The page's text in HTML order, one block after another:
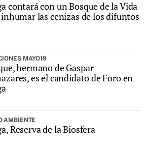
contará con un Bosque de la Vida
las cenizas de los difuntos
MAYO19
hermano de Gaspar
es el candidato de Foro en
AMBIENTE
Reserva de la Biosfera